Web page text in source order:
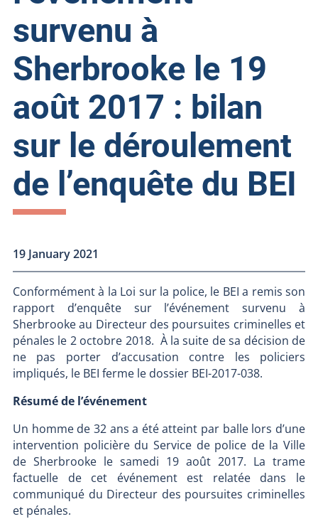
survenu à
Sherbrooke le 19
août 2017 : bilan
sur le déroulement
de l’enquête du BEI
19 January 2021
Conformément à la Loi sur la police, le BEI a remis son
rapport d’enquête sur l’événement survenu à
Sherbrooke au Directeur des poursuites criminelles et
pénales le 2 octobre 2018. À la suite de sa décision de
ne pas porter d’accusation contre les policiers
impliqués, le BEI ferme le dossier BEI-2017-038.
Résumé de l’événement
Un homme de 32 ans a été atteint par balle lors d’une
intervention policière du Service de police de la Ville
de Sherbrooke le samedi 19 août 2017. La trame
factuelle de cet événement est relatée dans le
communiqué du Directeur des poursuites criminelles
et pénales.